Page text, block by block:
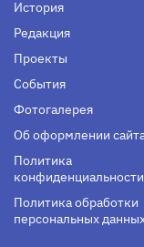
История
Редакция
Проекты
События
Фотогалерея
Об оформлении
Политика
конфиденциальности
Политика обработки
персональных